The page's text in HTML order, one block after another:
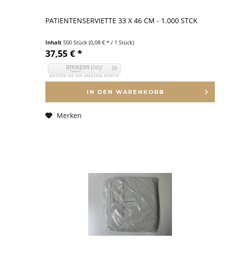
PATIENTENSERVIETTE 33 X 46 CM - 1.000 STCK
Inhalt500 Stück(0,08 € * / 1 Stück)
37,55 € *
IN DEN WARENKORB
Merken